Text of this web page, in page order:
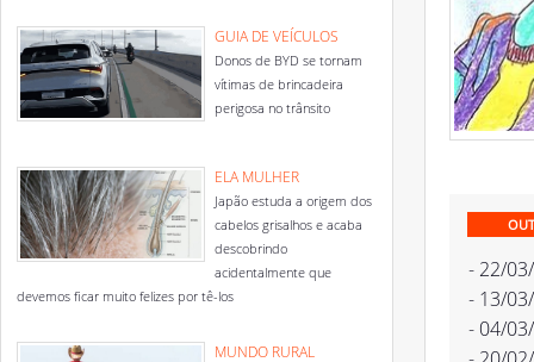
GUIA DE VEÍCULOS
Donos de BYD se tornam
vítimas de brincadeira
perigosa no trânsito
ELA MULHER
Japão estuda a origem dos
cabelos grisalhos e acaba
descobrindo
acidentalmente que
devemos ficar muito felizes por tê-los
MUNDO RURAL
- 22/
- 13/
- 04/